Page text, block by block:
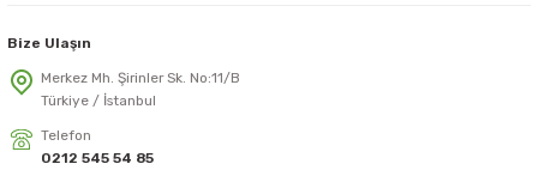
Bize Ulaşın
Merkez Mh. Şirinler Sk. No:11/B
Türkiye / İstanbul
Telefon
0212 545 54 85